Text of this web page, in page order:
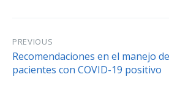
PREVIOUS
Recomendaciones en el manejo
pacientes con COVID-19 positivo